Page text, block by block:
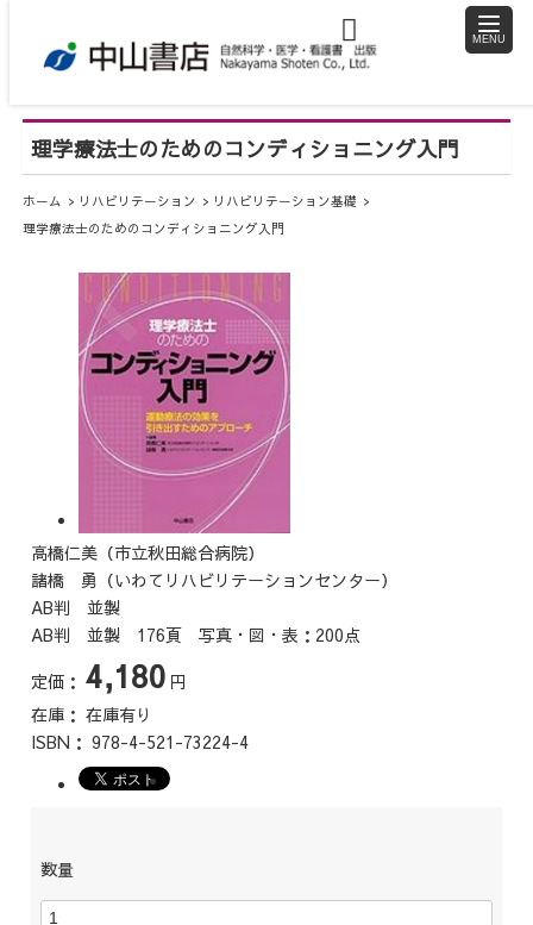
toggle
理学療法士のためのコンディショニング入門
ホーム リハビリテーション
リハビリテーション基礎
理学療法士のためのコンディショニング入門
高橋仁美（市立秋田総合病院）
諸橋 勇（いわてリハビリテーションセンター）
AB判 並製
AB判 並製 176頁 写真・図・表：200点
定価： 4,180 円
在庫： 在庫有り
ISBN： 978-4-521-73224-4
数量